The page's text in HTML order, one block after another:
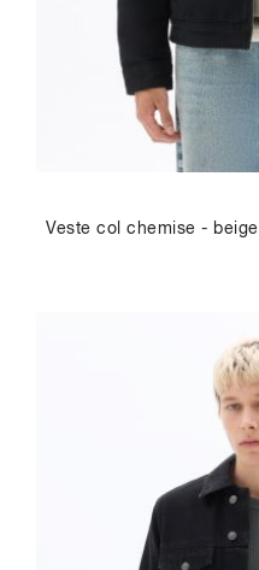
Veste col chemise - beige